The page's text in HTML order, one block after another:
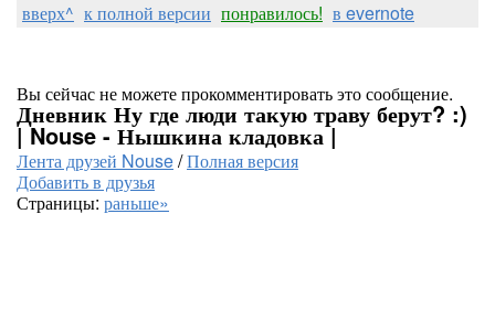
вверх^ к полной версии понравилось! в evernote
Вы сейчас не можете прокомментировать это сообщение.
Дневник Ну где люди такую траву берут? :)
| Nouse - Нышкина кладовка |
Лента друзей Nouse/Полная версия
Добавить в друзья
Страницы: раньше»